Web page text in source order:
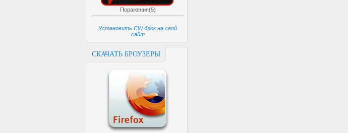
Поражения(5)
Установить CW блок на свой
сайт
СКАЧАТЬ БРОУЗЕРЫ